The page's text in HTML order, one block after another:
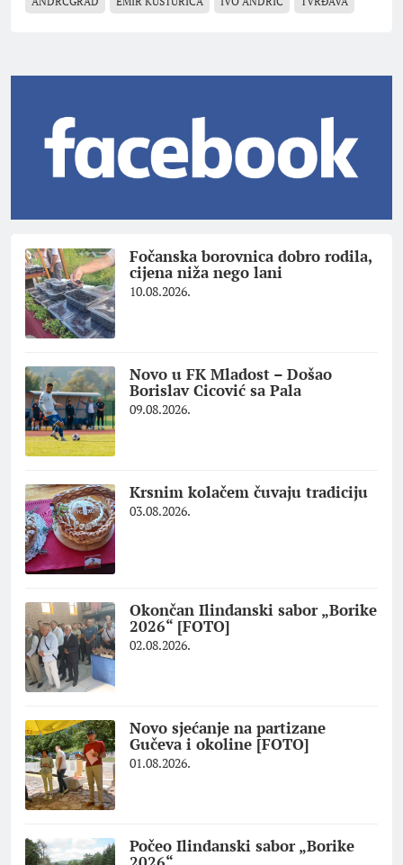
Fočanska borovnica dobro rodila,
cijena niža nego lani
10.08.2026.
Novo u FK Mladost – Došao
Borislav Cicović sa Pala
09.08.2026.
Krsnim kolačem čuvaju tradiciju
03.08.2026.
Okončan Ilindanski sabor „Borike
2026“ [FOTO]
02.08.2026.
Novo sjećanje na partizane
Gučeva i okoline [FOTO]
01.08.2026.
Počeo Ilindanski sabor „Borike